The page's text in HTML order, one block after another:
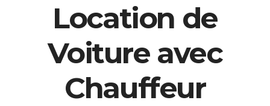
Location de
Voiture avec
Chauffeur